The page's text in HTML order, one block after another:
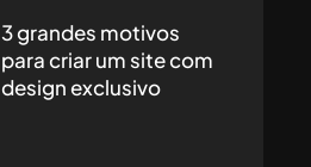
3 grandes motivos
para criar um site com
design exclusivo